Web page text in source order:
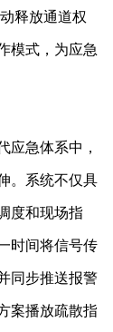
释放通道权
模式，为应急
急体系中，
。系统不仅具
度和现场指
时间将信号传
同步推送报警
案播放疏散指